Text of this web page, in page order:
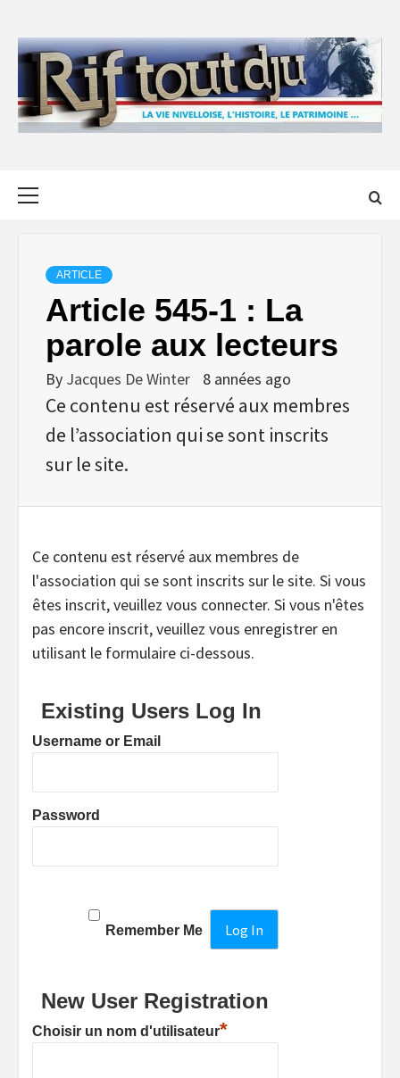
content
ARTICLE
Article 545-1 : La
parole aux lecteurs
By Jacques De Winter 8 années ago
Ce contenu est réservé aux membres
de l’association qui se sont inscrits
sur le site.
Ce contenu est réservé aux membres de
l'association qui se sont inscrits sur le site. Si vous
êtes inscrit, veuillez vous connecter. Si vous n'êtes
pas encore inscrit, veuillez vous enregistrer en
utilisant le formulaire ci-dessous.
Existing Users Log In
Username or Email
Password
Remember Me
New User Registration
Choisir un nom d'utilisateur*